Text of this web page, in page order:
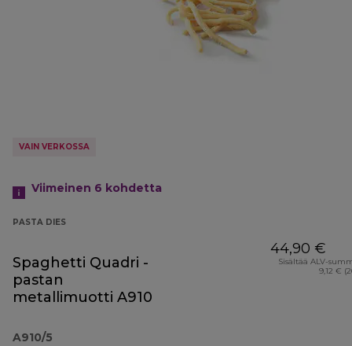
VAIN VERKOSSA
Viimeinen 6 kohdetta
PASTA DIES
Spaghetti Quadri -
pastan
metallimuotti A910
A910/5
44,90 €
Sisältää ALV-
9,12 €